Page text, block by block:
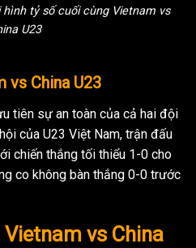
tỷ số cuối cùng Vietnam vs
U23
vs China U23
tiên sự an toàn của cả hai đội
của U23 Việt Nam, trận đấu
chiến thắng tối thiểu 1-0 cho
co không bàn thắng 0-0 trước
vs China